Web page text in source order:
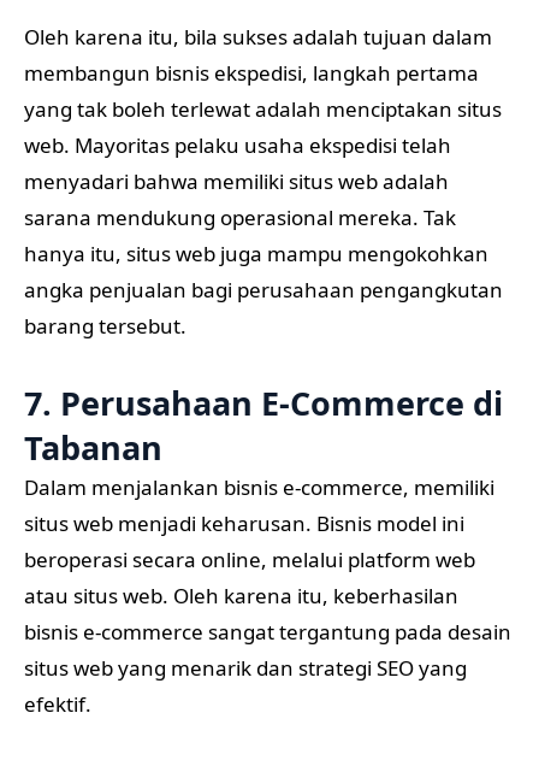
Oleh karena itu, bila sukses adalah tujuan dalam
membangun bisnis ekspedisi, langkah pertama
yang tak boleh terlewat adalah menciptakan situs
web. Mayoritas pelaku usaha ekspedisi telah
menyadari bahwa memiliki situs web adalah
sarana mendukung operasional mereka. Tak
hanya itu, situs web juga mampu mengokohkan
angka penjualan bagi perusahaan pengangkutan
barang tersebut.
7. Perusahaan E-Commerce di
Tabanan
Dalam menjalankan bisnis e-commerce, memiliki
situs web menjadi keharusan. Bisnis model ini
beroperasi secara online, melalui platform web
atau situs web. Oleh karena itu, keberhasilan
bisnis e-commerce sangat tergantung pada desain
situs web yang menarik dan strategi SEO yang
efektif.